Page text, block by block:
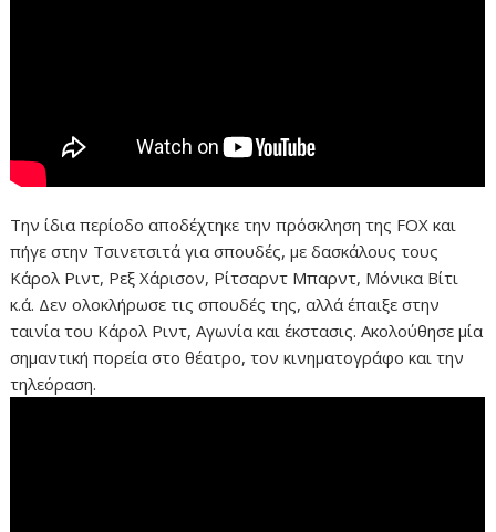
Την ίδια περίοδο αποδέχτηκε την πρόσκληση της FOX και
πήγε στην Τσινετσιτά για σπουδές, με δασκάλους τους
Κάρολ Ριντ, Ρεξ Χάρισον, Ρίτσαρντ Μπαρντ, Μόνικα Βίτι
κ.ά. Δεν ολοκλήρωσε τις σπουδές της, αλλά έπαιξε στην
ταινία του Κάρολ Ριντ, Αγωνία και έκστασις. Ακολούθησε μία
σημαντική πορεία στο θέατρο, τον κινηματογράφο και την
τηλεόραση.